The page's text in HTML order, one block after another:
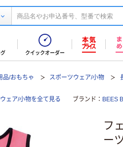
クイックオーダー
品/おもちゃ スポーツウェア/小物
ェア/小物を全て見る ブランド BEES
フ
ー